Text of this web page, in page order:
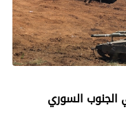
الجنوب السوري